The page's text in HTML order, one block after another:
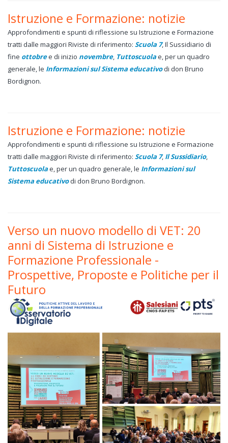
Istruzione e Formazione: notizie
Approfondimenti e spunti di riflessione su Istruzione e Formazione
tratti dalle maggiori Riviste di riferimento: Scuola 7, Il Sussidiario di
fine ottobree di inizio novembre, Tuttoscuolae, per un quadro
generale, le Informazioni sul Sistema educativodi don Bruno
Bordignon.
Istruzione e Formazione: notizie
Approfondimenti e spunti di riflessione su Istruzione e Formazione
tratti dalle maggiori Riviste di riferimento: Scuola 7, Il Sussidiario,
Tuttoscuolae, per un quadro generale, le Informazioni sul
Sistema educativodi don Bruno Bordignon.
Verso un nuovo modello di VET: 20
anni di Sistema di Istruzione e
Formazione Professionale -
Prospettive, Proposte e Politiche per il
Futuro